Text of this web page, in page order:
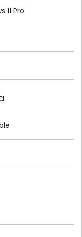
11 Pro